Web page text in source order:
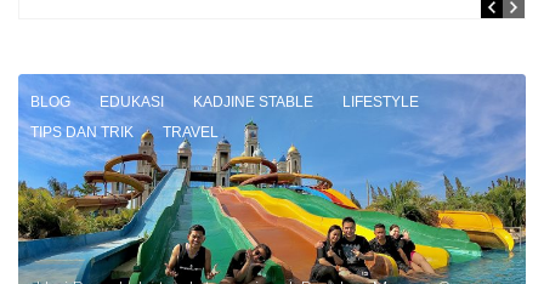
BLOG EDUKASI KADJINE STABLE
LIFESTYLE
TIPS DAN TRIK
TRAVEL